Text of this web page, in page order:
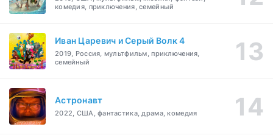
комедия, приключения, семейный
Иван Царевич и Серый Волк 4
2019, Россия, мультфильм, приключения,
семейный
Астронавт
2022, США, фантастика, драма, комедия